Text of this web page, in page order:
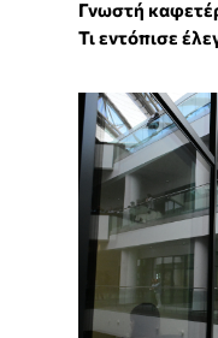
Γνωστή
Τι εντόπισε